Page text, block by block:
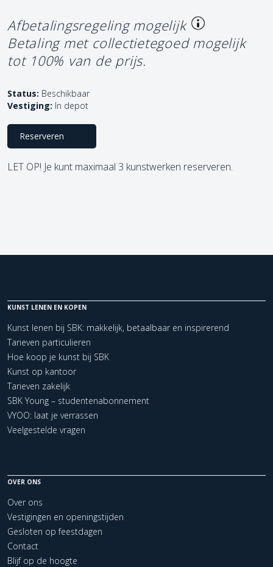
Afbetalingsregeling mogelijk
Betaling met collectietegoed mogelijk
tot 100% van de prijs.
Status: Beschikbaar
Vestiging: In depot
Reserveren
LET OP! Je kunt maximaal 3 kunstwerken reserveren.
KUNST LENEN EN KOPEN
Kunst lenen bij SBK: makkelijk, betaalbaar en inspirerend
Tarieven particulieren
Hoe koop je kunst bij SBK
Kunst op kantoor
Tarieven zakelijk
SBK Young – studentenabonnement
VYOO: laat je verrassen
Veelgestelde vragen
OVER ONS
Over ons
Vestigingen en openingstijden
Gesloten op feestdagen
Contact
Blijf op de hoogte